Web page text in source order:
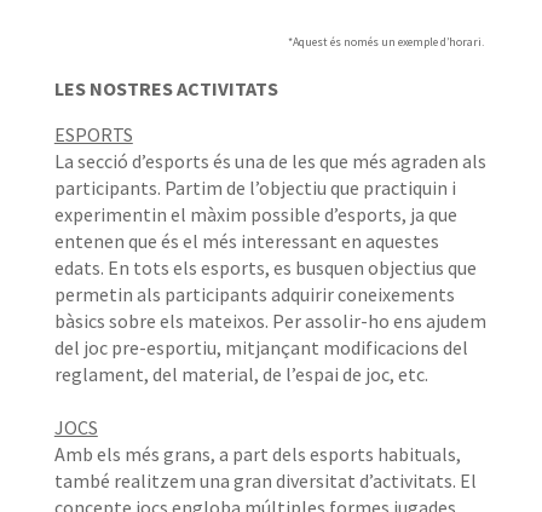
*Aquest és només un exemple d’horari.
LES NOSTRES ACTIVITATS
ESPORTS
La secció d’esports és una de les que més agraden als
participants. Partim de l’objectiu que practiquin i
experimentin el màxim possible d’esports, ja que
entenen que és el més interessant en aquestes
edats. En tots els esports, es busquen objectius que
permetin als participants adquirir coneixements
bàsics sobre els mateixos. Per assolir-ho ens ajudem
del joc pre-esportiu, mitjançant modificacions del
reglament, del material, de l’espai de joc, etc.
JOCS
Amb els més grans, a part dels esports habituals,
també realitzem una gran diversitat d’activitats. El